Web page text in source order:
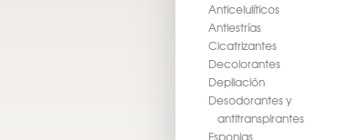
Anticelulíticos
Antiestrías
Cicatrizantes
Decolorantes
Depilación
Desodorantes y
antitranspirantes
Esponjas